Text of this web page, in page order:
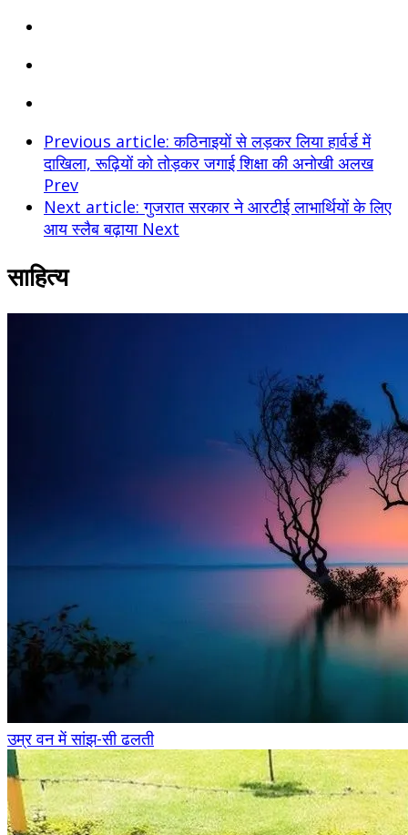
Previous article: कठिनाइयों से लड़कर लिया हार्वर्ड में
दाखिला, रूढ़ियों को तोड़कर जगाई शिक्षा की अनोखी अलख
Prev
Next article: गुजरात सरकार ने आरटीई लाभार्थियों के लिए
आय स्लैब बढ़ाया Next
साहित्य
उम्र वन में सांझ-सी ढलती